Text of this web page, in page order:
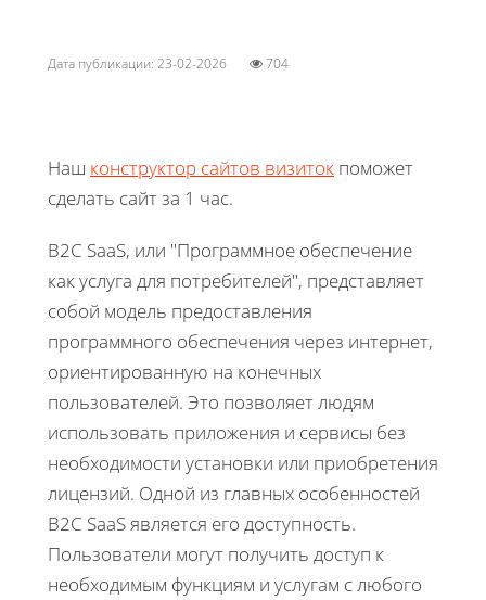
Дата публикации: 23-02-2026 704
Наш конструктор сайтов визиток поможет
сделать сайт за 1 час.
B2C SaaS, или "Программное обеспечение
как услуга для потребителей", представляет
собой модель предоставления
программного обеспечения через интернет,
ориентированную на конечных
пользователей. Это позволяет людям
использовать приложения и сервисы без
необходимости установки или приобретения
лицензий. Одной из главных особенностей
B2C SaaS является его доступность.
Пользователи могут получить доступ к
необходимым функциям и услугам с любого